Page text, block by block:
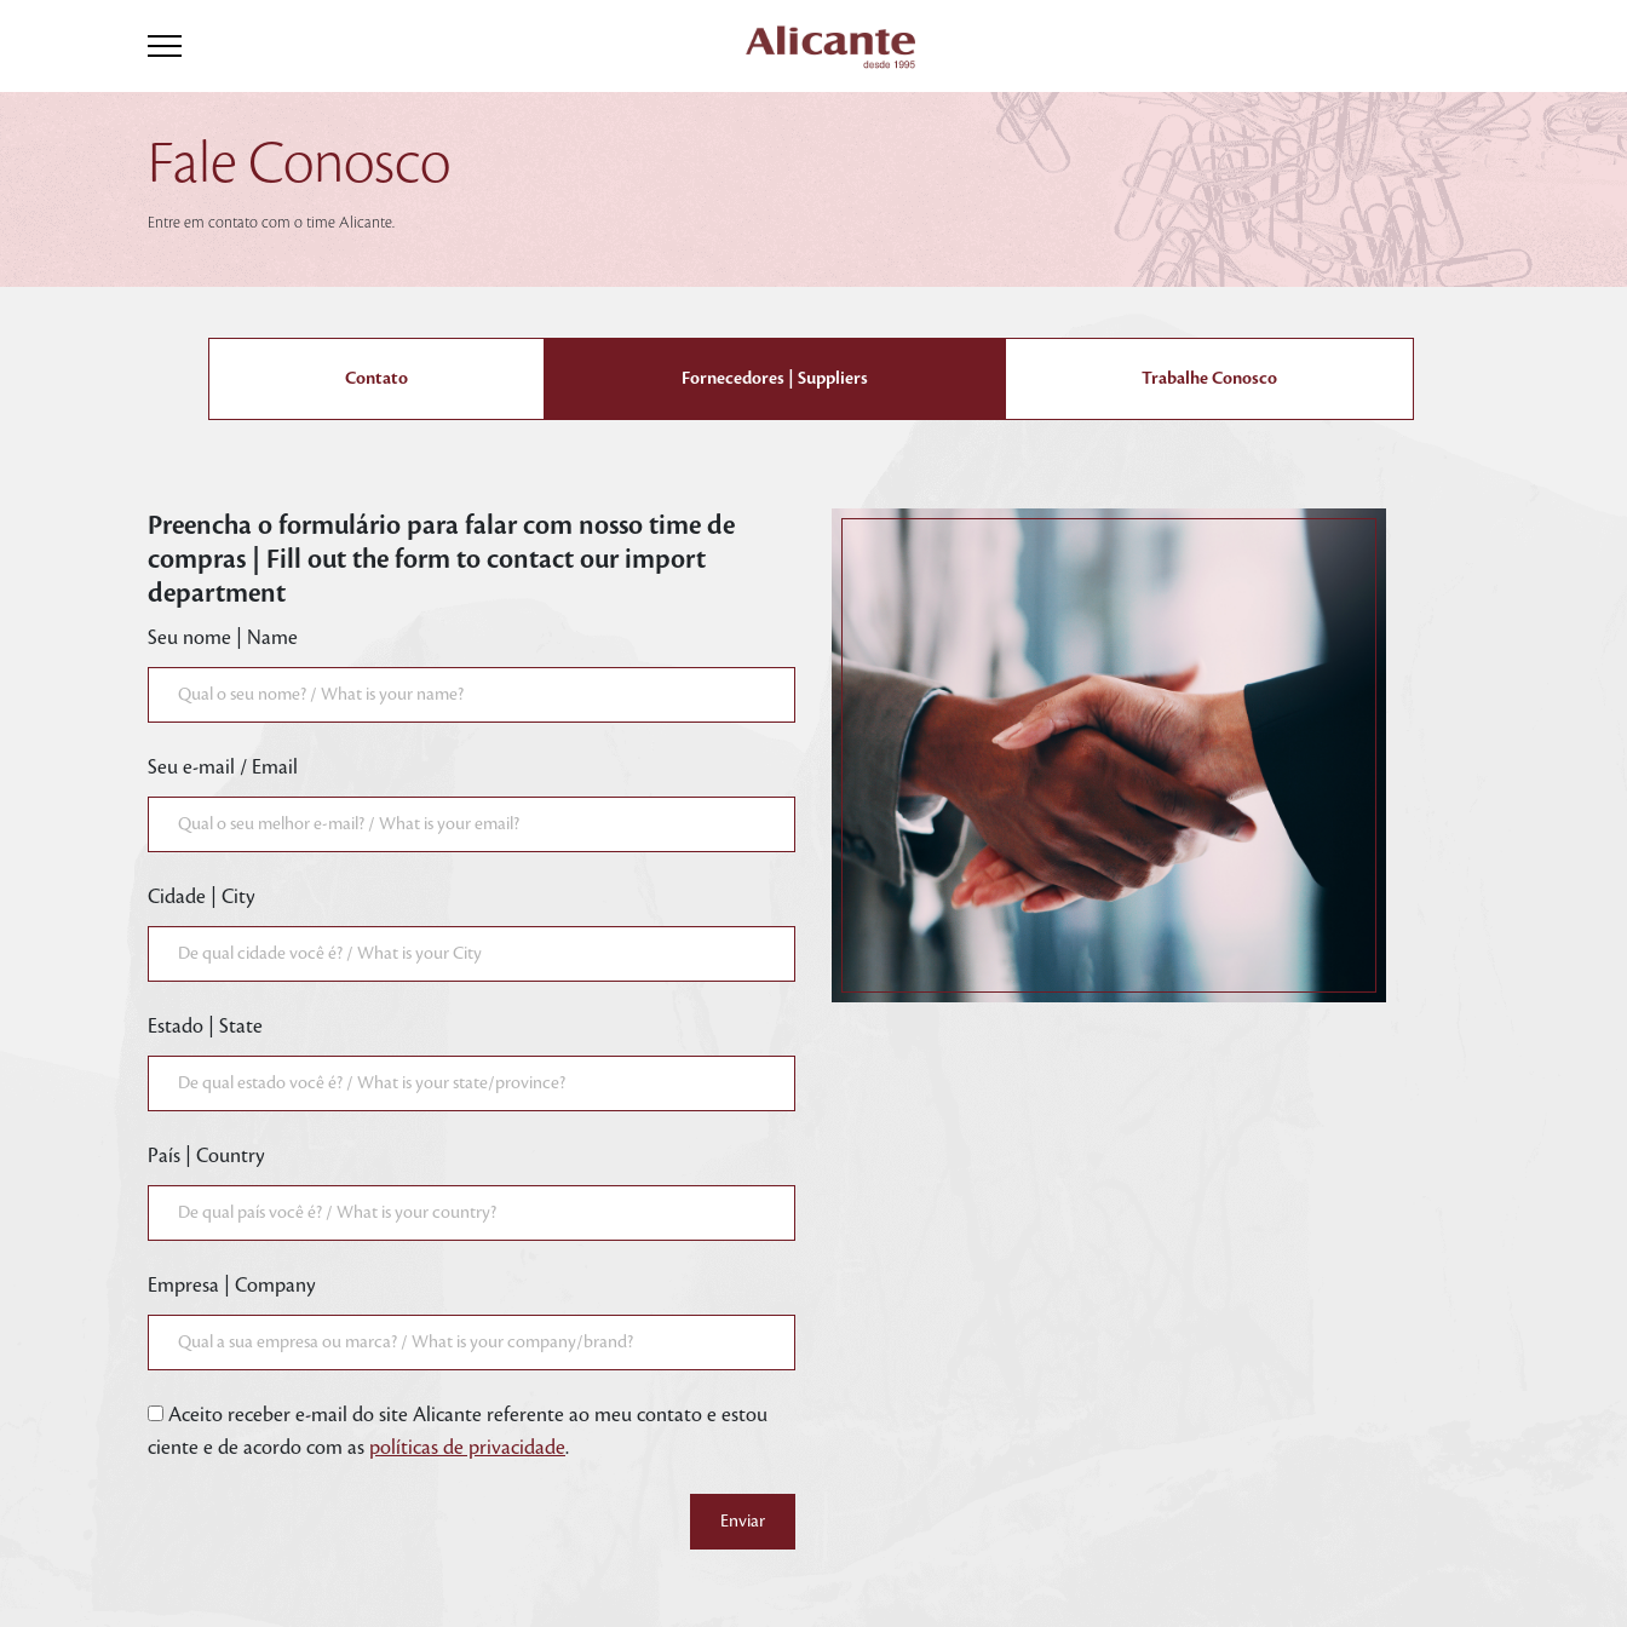
Fale Conosco
Entre em contato com o time Alicante.
Contato Fornecedores | Suppliers Trabalhe Conosco
Preencha o formulário para falar com nosso time de
compras | Fill out the form to contact our import
department
Seu nome | Name
Seu e-mail / Email
Cidade | City
Estado | State
País | Country
Empresa | Company
Aceito receber e-mail do site Alicante referente ao meu contato e estou
ciente e de acordo com as políticas de privacidade.